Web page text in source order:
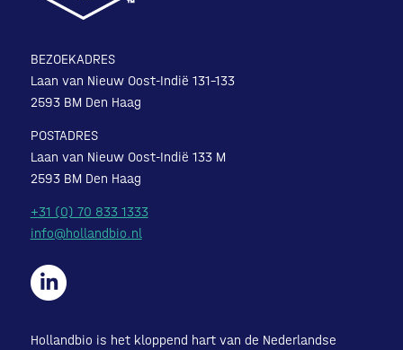
BEZOEKADRES
Laan van Nieuw Oost-Indië 131-133
2593 BM Den Haag
POSTADRES
Laan van Nieuw Oost-Indië 133 M
2593 BM Den Haag
+31 (0) 70 833 1333
info@hollandbio.nl
Hollandbio is het kloppend hart van de Nederlandse